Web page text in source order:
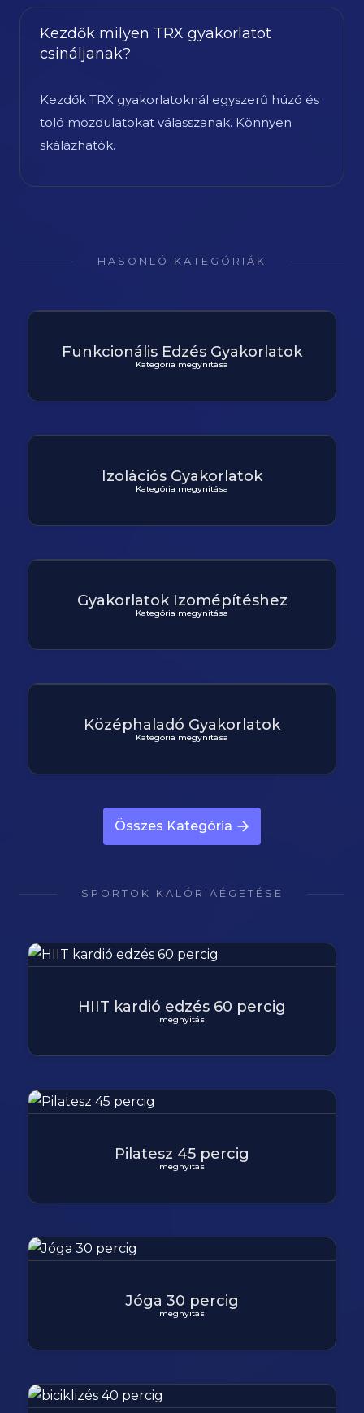
Kezdők milyen TRX gyakorlatot
csináljanak?
Kezdők TRX gyakorlatoknál egyszerű húzó és
toló mozdulatokat válasszanak. Könnyen
skálázhatók.
HASONLÓ KATEGÓRIÁK
Funkcionális Edzés Gyakorlatok
Kategória megynitása
Izolációs Gyakorlatok
Kategória megynitása
Gyakorlatok Izomépítéshez
Kategória megynitása
Középhaladó Gyakorlatok
Kategória megynitása
Összes Kategória
SPORTOK KALÓRIAÉGETÉSE
HIIT kardió edzés 60 percig
megnyitás
Pilatesz 45 percig
megnyitás
Jóga 30 percig
megnyitás